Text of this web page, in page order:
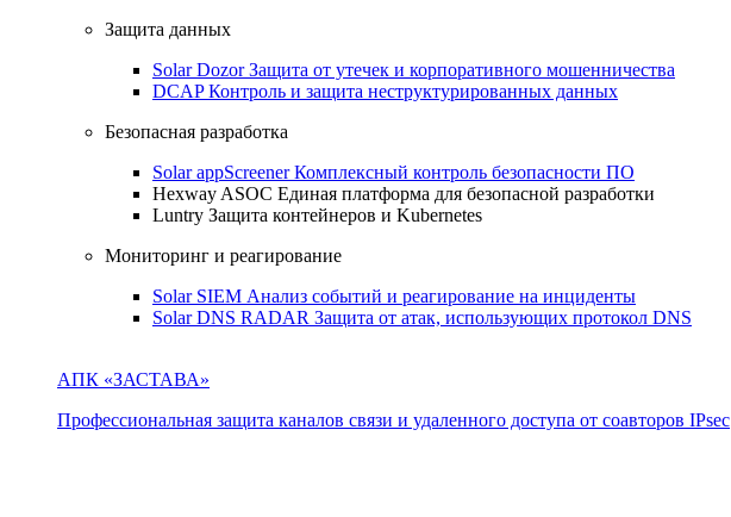
Защита данных
Solar DozorЗащита от утечек и корпоративного мошенничества
DCAPКонтроль и защита неструктурированных данных
Безопасная разработка
Solar appScreenerКомплексный контроль безопасности ПО
Hexway ASOC Единая платформа для безопасной разработки
Luntry Защита контейнеров и Kubernetes
Мониторинг и реагирование
Solar SIEM Анализ событий и реагирование на инциденты
Solar DNS RADAR Защита от атак, использующих протокол DNS
АПК «ЗАСТАВА»
Профессиональная защита каналов связи и удаленного доступа от соавторов IPsec